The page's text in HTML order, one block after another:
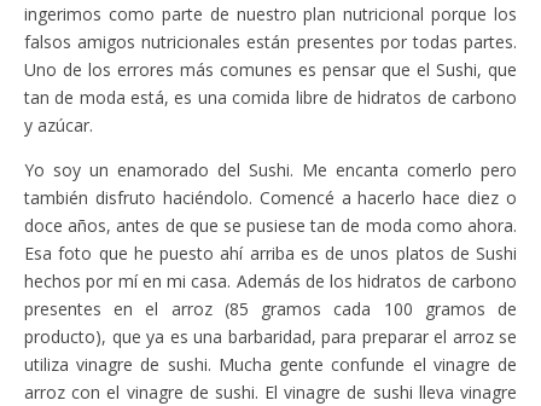
ingerimos como parte de nuestro plan nutricional porque los
falsos amigos nutricionales están presentes por todas partes.
Uno de los errores más comunes es pensar que el Sushi, que
tan de moda está, es una comida libre de hidratos de carbono
y azúcar.
Yo soy un enamorado del Sushi. Me encanta comerlo pero
también disfruto haciéndolo. Comencé a hacerlo hace diez o
doce años, antes de que se pusiese tan de moda como ahora.
Esa foto que he puesto ahí arriba es de unos platos de Sushi
hechos por mí en mi casa. Además de los hidratos de carbono
presentes en el arroz (85 gramos cada 100 gramos de
producto), que ya es una barbaridad, para preparar el arroz se
utiliza vinagre de sushi. Mucha gente confunde el vinagre de
arroz con el vinagre de sushi. El vinagre de sushi lleva vinagre